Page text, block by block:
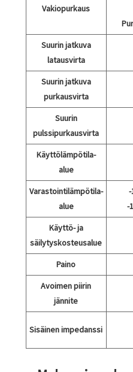
Vakiopurkaus
Suurin jatkuva
latausvirta
Suurin jatkuva
purkausvirta
Suurin
pulssipurkausvirta
Käyttölämpötila-
alue
Varastointilämpötila-
alue
-
Käyttö- ja
säilytyskosteusalue
Paino
Avoimen piirin
jännite
Sisäinen impedanssi